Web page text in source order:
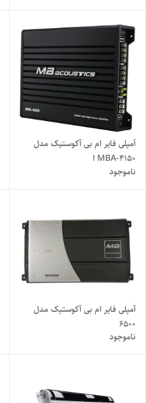
آمپلی فایر ام بی آکوستیک مدل
MBA-4150 ا
ناموجود
آمپلی فایر ام بی آکوستیک مدل
۶۵۰۰
ناموجود